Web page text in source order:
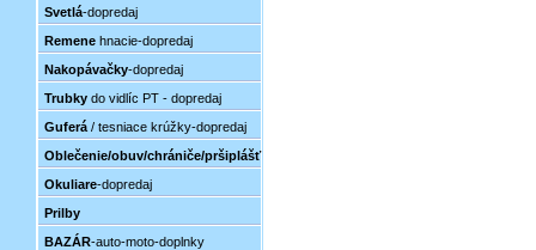
Svetlá-dopredaj
Remene hnacie-dopredaj
Nakopávačky-dopredaj
Trubky do vidlíc PT - dopredaj
Guferá / tesniace krúžky-dopredaj
Oblečenie/obuv/chrániče/pršiplášť
Okuliare-dopredaj
Prilby
BAZÁR-auto-moto-doplnky